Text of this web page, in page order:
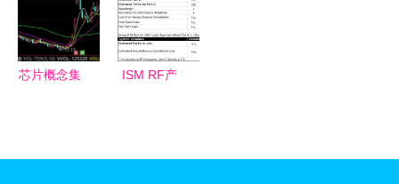
选型指南
芯片概念集
ISM RF产